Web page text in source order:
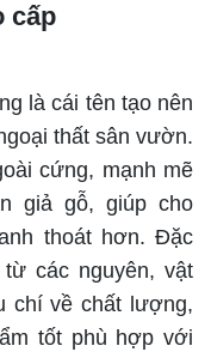
cấp
là cái tên tạo nên
thất sân vườn.
cứng, mạnh mẽ
giả gỗ, giúp cho
thoát hơn. Đặc
các nguyên, vật
chí về chất lượng,
tốt phù hợp với